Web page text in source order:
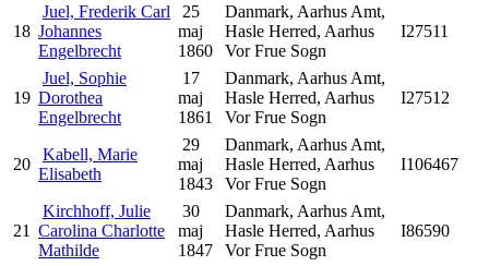
18
Juel, Frederik Carl
Johannes
Engelbrecht
25
maj
1860
Danmark, Aarhus Amt,
Hasle Herred, Aarhus
Vor Frue Sogn
I27511
19
Juel, Sophie
Dorothea
Engelbrecht
17
maj
1861
Danmark, Aarhus Amt,
Hasle Herred, Aarhus
Vor Frue Sogn
I27512
20
Kabell, Marie
Elisabeth
29
maj
1843
Danmark, Aarhus Amt,
Hasle Herred, Aarhus
Vor Frue Sogn
I106467
21
Kirchhoff, Julie
Carolina Charlotte
Mathilde
30
maj
1847
Danmark, Aarhus Amt,
Hasle Herred, Aarhus
Vor Frue Sogn
I86590